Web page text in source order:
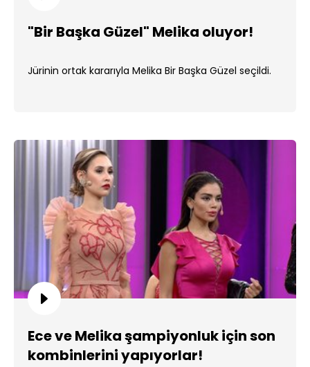
"Bir Başka Güzel" Melika oluyor!
Jürinin ortak kararıyla Melika Bir Başka Güzel seçildi.
Ece ve Melika şampiyonluk için son
kombinlerini yapıyorlar!